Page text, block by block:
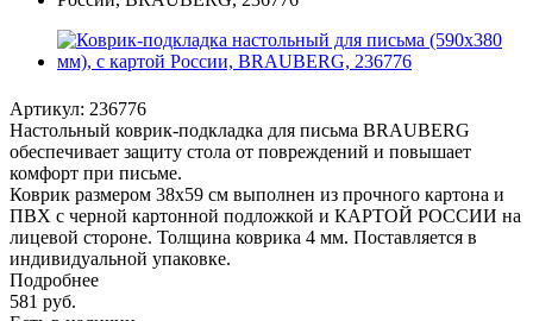
Артикул: 236776
Настольный коврик-подкладка для письма BRAUBERG
обеспечивает защиту стола от повреждений и повышает
комфорт при письме.
Коврик размером 38х59 см выполнен из прочного картона и
ПВХ с черной картонной подложкой и КАРТОЙ РОССИИ на
лицевой стороне. Толщина коврика 4 мм. Поставляется в
индивидуальной упаковке.
Подробнее
581 руб.